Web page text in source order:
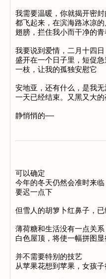
我需要温暖，你就揭开密
都飞起来，在滨海路冰凉
翅膀，拦住我小而干净的青
我要说到爱情，二月十四
盛开在一个日子里，短促
一枝，让我的孤独安慰它
安地亚，还有什么，是我
一天已经结束。又黑又大
可以确定
今年的冬天仍然会准时来
要迟一点下
但雪人的胡箩卜红鼻子，
薄荷糖和生活没有一点关系
白色屋顶，将使一幅拼图
并不需要特别的技艺
从苹果花想到苹果，女孩